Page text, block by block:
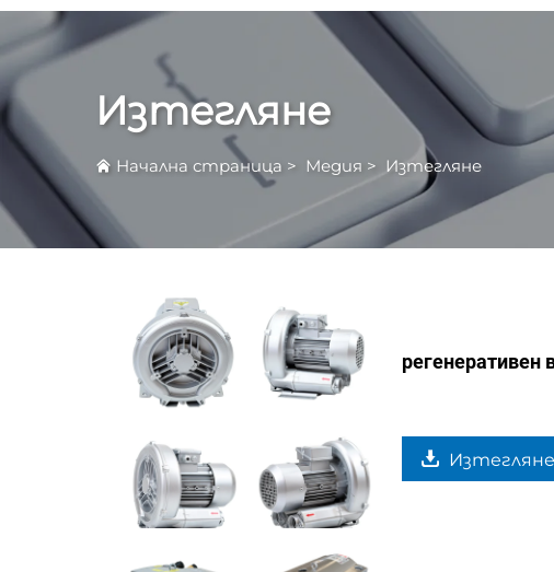
Изтегляне
Начална страница > Медия > Изтегляне
регенеративен
Изтегляне